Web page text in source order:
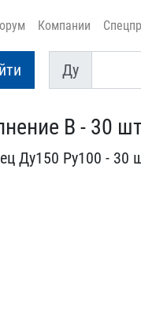
Компании
Ду
Ду
В - 30
Ду150 Ру100​ - 30